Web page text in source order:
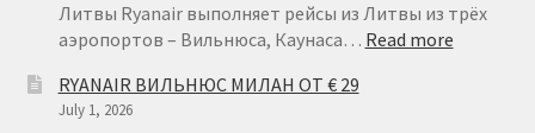
Литвы Ryanair выполняет рейсы из Литвы из трёх
аэропортов – Вильнюса, Каунаса… Read more:
RYANAIR ВИЛЬНЮС МИЛАН ОТ € 29
July 1, 2026